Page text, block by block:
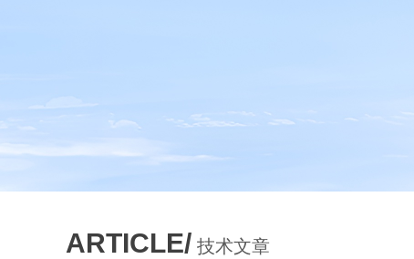
ARTICLE/ 技术文章